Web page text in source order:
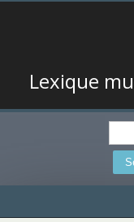
Lexique